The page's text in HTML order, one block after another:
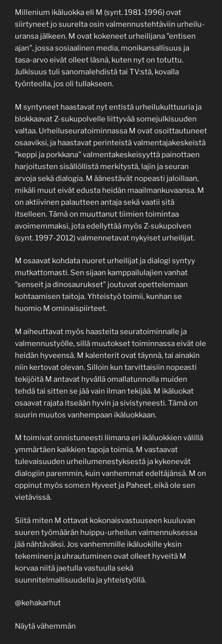
Millenium ikäluokka eli M (synt. 1981-1996) ovat
siirtyneet jo suurelta osin valmennustehtäviin urheilu-
uransa jälkeen. M ovat kokeneet urheilijana ”entisen
ajan”, jossa sosiaalinen media, monikansallisuus ja
tasa-arvo eivät olleet läsnä, kuten nyt on totuttu.
Julkisuus tuli sanomalehdistä tai TV:stä, kovalla
työnteolla, jos oli tullakseen.
M syntyneet haastavat nyt entistä urheilukulttuuria ja
blokkaavat Z-sukupolvelle liittyvää somejulkisuuden
valtaa. Urheiluseuratoiminnassa M ovat osoittautuneet
osaaviksi, ja haastavat perinteistä valmentajakeskeistä
”keppi ja porkkana” valmentakeskeisyyttä painottaen
harjoitusten sisällöllistä merkitystä, lajin ja seuran
arvoja sekä dialogia. M äänestävät nopeasti jaloillaan,
mikäli muut eivät edusta heidän maailmankuvaansa. M
on aktiivinen palautteen antaja sekä vaatii sitä
itselleen. Tämä on muuttanut tiimien toimintaa
avoimemmaksi, jota edellyttää myös Z-sukupolven
(synt. 1997-2012) valmennetavat nykyiset urheilijat.
M osaavat kohdata nuoret urheilijat ja dialogi syntyy
mutkattomasti. Sen sijaan kamppailulajien vanhat
”senseit ja dinosaurukset” joutuvat opettelemaan
kohtaamisen taitoja. Yhteistyö toimii, kunhan se
huomio M ominaispiirteet.
M aiheuttavat myös haasteita seuratoiminnalle ja
valmennustyölle, sillä muutokset toiminnassa eivät ole
heidän hyveensä. M kalenterit ovat täynnä, tai ainakin
niin kertovat olevan. Silloin kun tarvittaisiin nopeasti
tekijöitä M antavat hyvällä omallatunnolla muiden
tehdä tai sitten se jää vain ilman tekijää. M ikäluokat
osaavat rajata itseään hyvin ja sivistyneesti. Tämä on
suurin muutos vanhempaan ikäluokkaan.
M toimivat onnistuneesti liimana eri ikäluokkien välillä
ymmärtäen kaikkien tapoja toimia. M vastaavat
tulevaisuuden urheilumenestyksestä ja kykenevät
dialogiin paremmin, kuin vanhemmat edeltäjänsä. M on
oppinut myös some:n Hyveet ja Paheet, eikä ole sen
vietävissä.
Siitä miten M ottavat kokonaisvastuuseen kuuluvan
suuren työmäärän huippu-urheilun valmennuksessa
jää nähtäväksi. Jos vanhemmille ikäluokille yksin
tekeminen ja uhrautuminen ovat olleet hyveitä M
korvaa niitä jaetulla vastuulla sekä
suunnitelmallisuudella ja yhteistyöllä.
@kehakarhut
Näytä vähemmän